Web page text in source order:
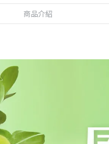
商品介紹